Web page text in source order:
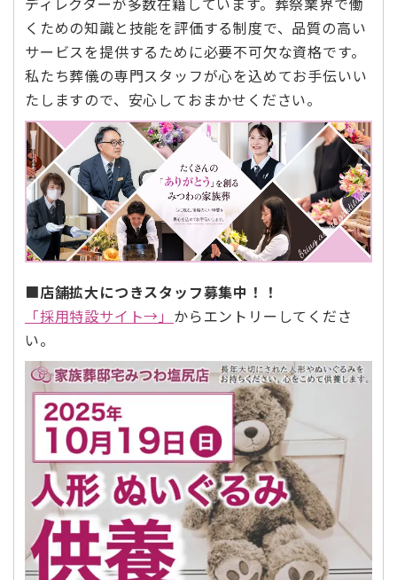
くための知識と技能を評価する制度で、品質の高い
サービスを提供するために必要不可欠な資格です。
私たち葬儀の専門スタッフが心を込めてお手伝いい
たしますので、安心しておまかせください。
■店舗拡大につきスタッフ募集中！！
「採用特設サイト→」 からエントリーしてくださ
い。